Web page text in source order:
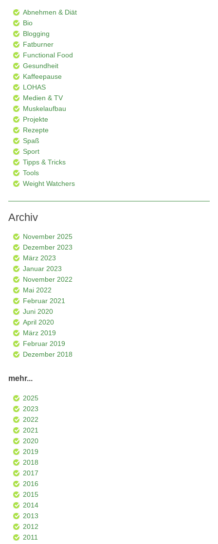
Abnehmen & Diät
Bio
Blogging
Fatburner
Functional Food
Gesundheit
Kaffeepause
LOHAS
Medien & TV
Muskelaufbau
Projekte
Rezepte
Spaß
Sport
Tipps & Tricks
Tools
Weight Watchers
Archiv
November 2025
Dezember 2023
März 2023
Januar 2023
November 2022
Mai 2022
Februar 2021
Juni 2020
April 2020
März 2019
Februar 2019
Dezember 2018
mehr...
2025
2023
2022
2021
2020
2019
2018
2017
2016
2015
2014
2013
2012
2011